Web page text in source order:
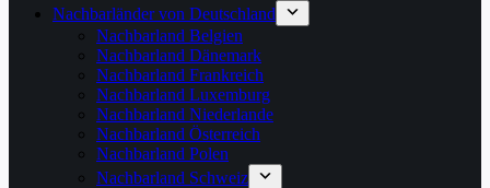
Nachbarländer von Deutschland
Nachbarland Belgien
Nachbarland Dänemark
Nachbarland Frankreich
Nachbarland Luxemburg
Nachbarland Niederlande
Nachbarland Österreich
Nachbarland Polen
Nachbarland Schweiz